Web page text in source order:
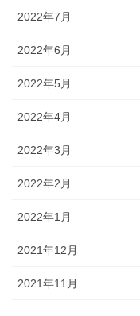
2022年7月
2022年6月
2022年5月
2022年4月
2022年3月
2022年2月
2022年1月
2021年12月
2021年11月